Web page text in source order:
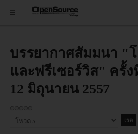
ซอฟต์แวร์
ข่าว
บรรยากาศสัมมนา "
และฟรีเซอร์วิส" ครั้ง
12 มิถุนายน 2557
กรุณา